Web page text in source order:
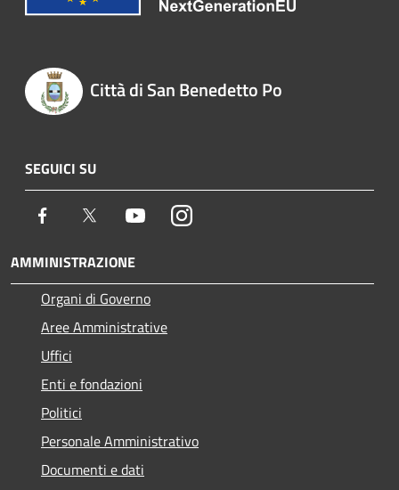
Città di San Benedetto Po
SEGUICI SU
Facebook Twitter YoutubeInstagram
AMMINISTRAZIONE
Organi di Governo
Aree Amministrative
Uffici
Enti e fondazioni
Politici
Personale Amministrativo
Documenti e dati